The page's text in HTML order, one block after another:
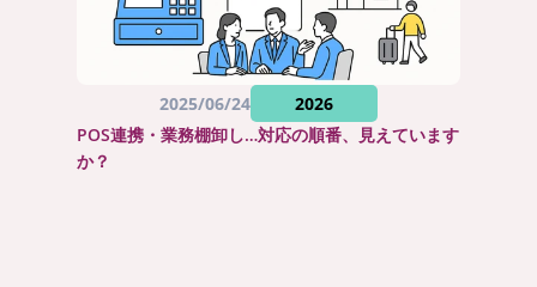
2025/06/24
2026
POS連携・業務棚卸し…対応の順番、見えています
か？